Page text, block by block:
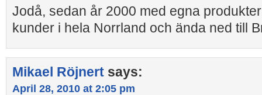
Jodå, sedan år 2000 med egna
kunder i hela Norrland och ända ned till
Mikael Röjnert says:
April 28, 2010 at 2:05 pm